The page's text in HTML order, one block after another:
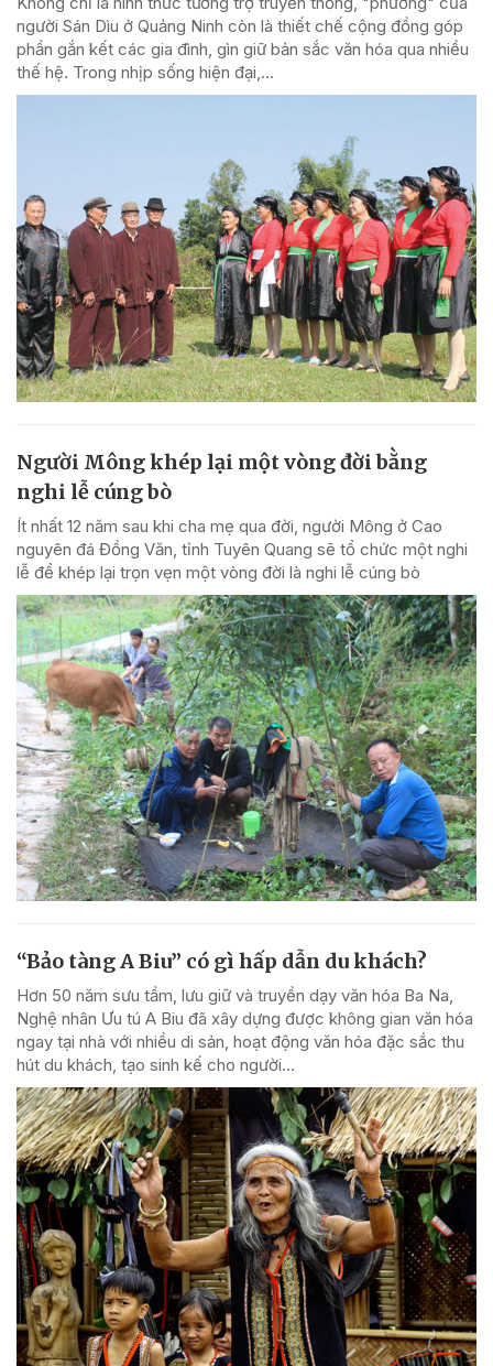
người Sán Dìu ở Quảng Ninh còn là thiết chế cộng đồng góp
phần gắn kết các gia đình, gìn giữ bản sắc văn hóa qua nhiều
thế hệ. Trong nhịp sống hiện đại,...
Người Mông khép lại một vòng đời bằng
nghi lễ cúng bò
Ít nhất 12 năm sau khi cha mẹ qua đời, người Mông ở Cao
nguyên đá Đồng Văn, tỉnh Tuyên Quang sẽ tổ chức một nghi
lễ để khép lại trọn vẹn một vòng đời là nghi lễ cúng bò
“Bảo tàng A Biu” có gì hấp dẫn du khách?
Hơn 50 năm sưu tầm, lưu giữ và truyền dạy văn hóa Ba Na,
Nghệ nhân Ưu tú A Biu đã xây dựng được không gian văn hóa
ngay tại nhà với nhiều di sản, hoạt động văn hóa đặc sắc thu
hút du khách, tạo sinh kế cho người...